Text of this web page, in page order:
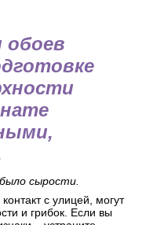
обоев
сырости.
с улицей, могут
и грибок. Если вы